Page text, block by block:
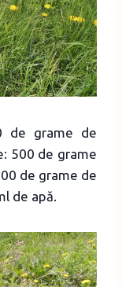
de grame de
500 de grame
de grame de
de apă.